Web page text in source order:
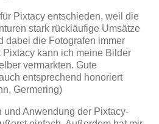
Pixtacy entschieden, weil die
stark rückläufige Umsätze
dabei die Fotografen immer
kann ich meine Bilder
vermarkten. Gute
entsprechend honoriert
Germering)
und Anwendung der Pixtacy-